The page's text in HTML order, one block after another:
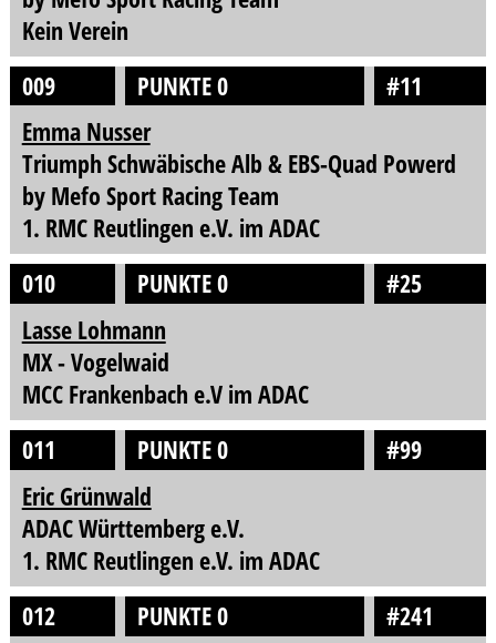
Kein Verein
009
PUNKTE 0
#11
Emma Nusser
Triumph Schwäbische Alb & EBS-Quad Powerd
by Mefo Sport Racing Team
1. RMC Reutlingen e.V. im ADAC
010
PUNKTE 0
#25
Lasse Lohmann
MX - Vogelwaid
MCC Frankenbach e.V im ADAC
011
PUNKTE 0
#99
Eric Grünwald
ADAC Württemberg e.V.
1. RMC Reutlingen e.V. im ADAC
012
PUNKTE 0
#241